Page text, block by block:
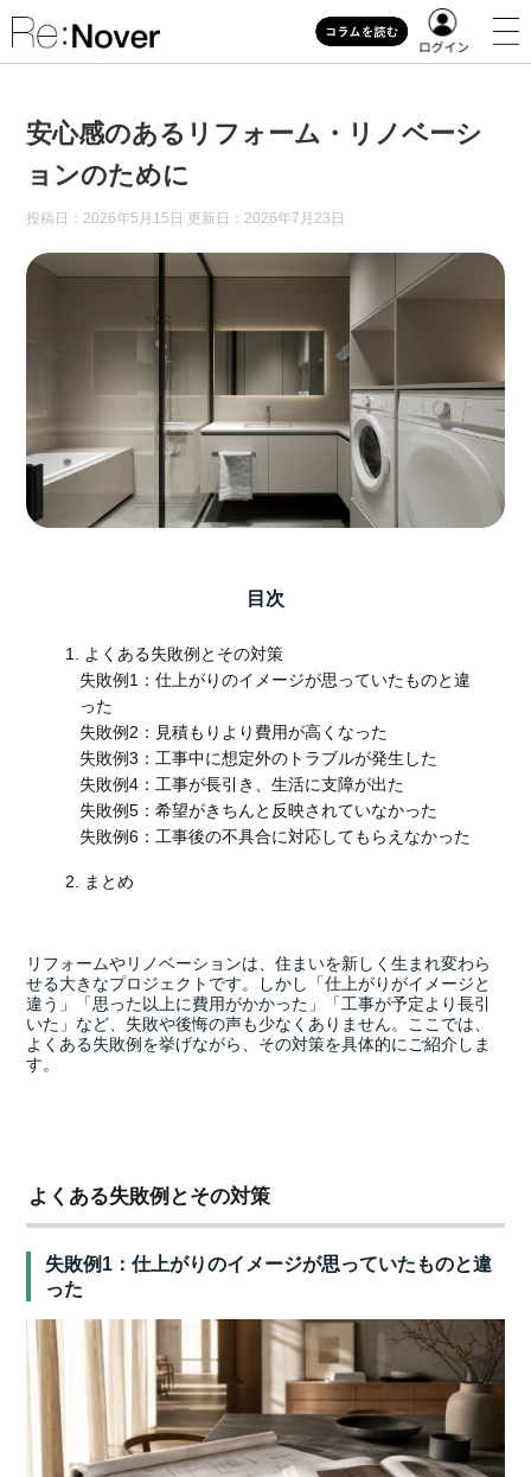
安心感のあるリフォーム・リノベーシ
ョンのために
投稿日：2026年5月15日 更新日：2026年7月23日
目次
1. よくある失敗例とその対策
失敗例1：仕上がりのイメージが思っていたものと違
った
失敗例2：見積もりより費用が高くなった
失敗例3：工事中に想定外のトラブルが発生した
失敗例4：工事が長引き、生活に支障が出た
失敗例5：希望がきちんと反映されていなかった
失敗例6：工事後の不具合に対応してもらえなかった
2. まとめ
リフォームやリノベーションは、住まいを新しく生まれ変わら
せる大きなプロジェクトです。しかし「仕上がりがイメージと
違う」「思った以上に費用がかかった」「工事が予定より長引
いた」など、失敗や後悔の声も少なくありません。ここでは、
よくある失敗例を挙げながら、その対策を具体的にご紹介しま
す。
よくある失敗例とその対策
失敗例1：仕上がりのイメージが思っていたものと違
った